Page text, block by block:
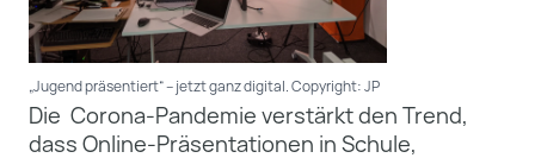
„Jugend präsentiert“ – jetzt ganz digital. Copyright: JP
Die Corona-Pandemie verstärkt den Trend,
dass Online-Präsentationen in Schule,